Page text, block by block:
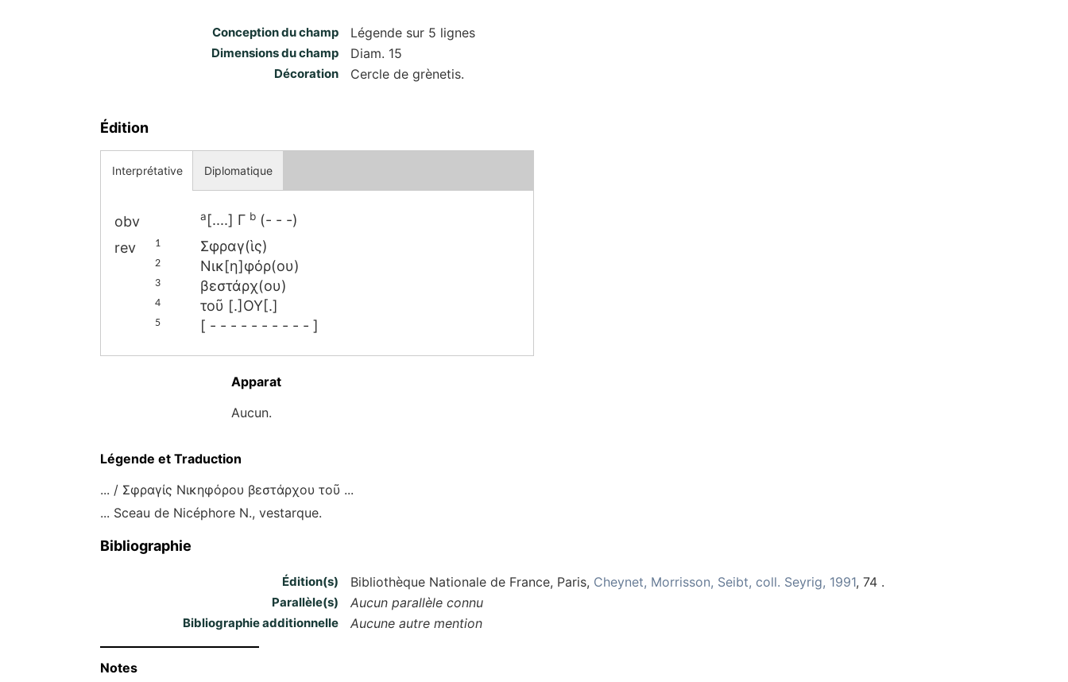
Conception du champ Légende sur 5 lignes
Dimensions du champ Diam. 15
Décoration Cercle de grènetis.
Édition
Interprétative
obv a[....] Γ b (- - -)
rev
1 Σφραγ(ὶς)
2 Νικ[η]φόρ(ου)
3 βεστάρχ(ου)
4 τοῦ [.]ΟΥ[.]
5 [ ⁦ - - - - - - - - - - ⁩]
Diplomatique
Apparat
Aucun.
Légende et Traduction
... / Σφραγίς Νικηφόρου βεστάρχου τοῦ ...
... Sceau de Nicéphore N., vestarque.
Bibliographie
Édition(s) Bibliothèque Nationale de France, Paris, Cheynet, Morrisson, Seibt, coll. Seyrig, 1991, 74 .
Parallèle(s) Aucun parallèle connu
Bibliographie additionnelle Aucune autre mention
Notes